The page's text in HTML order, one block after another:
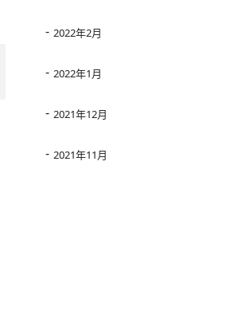
2022年2月
2022年1月
2021年12月
2021年11月